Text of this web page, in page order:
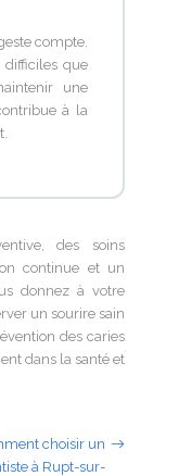
compte.
difficiles que
une
à la
des soins
continue et un
donnez à votre
un sourire sain
des caries
dans la santé et
choisir un
à Rupt-sur-